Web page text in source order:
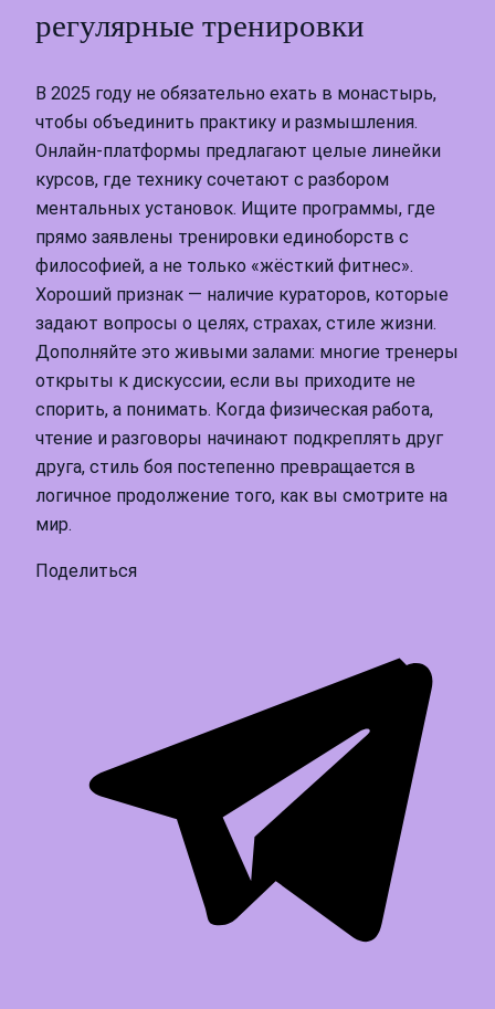
регулярные тренировки
В 2025 году не обязательно ехать в монастырь,
чтобы объединить практику и размышления.
Онлайн‑платформы предлагают целые линейки
курсов, где технику сочетают с разбором
ментальных установок. Ищите программы, где
прямо заявлены тренировки единоборств с
философией, а не только «жёсткий фитнес».
Хороший признак — наличие кураторов, которые
задают вопросы о целях, страхах, стиле жизни.
Дополняйте это живыми залами: многие тренеры
открыты к дискуссии, если вы приходите не
спорить, а понимать. Когда физическая работа,
чтение и разговоры начинают подкреплять друг
друга, стиль боя постепенно превращается в
логичное продолжение того, как вы смотрите на
мир.
Поделиться